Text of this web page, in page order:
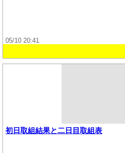
05/10 20:41
初日取組結果と二日目取組表